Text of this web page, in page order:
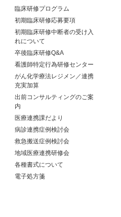
臨床研修プログラム
初期臨床研修応募要項
初期臨床研修中断者の受け入
れについて
卒後臨床研修Q&A
看護師特定行為研修センター
がん化学療法レジメン／連携
充実加算
出前コンサルティングのご案
内
医療連携課だより
病診連携症例検討会
救急搬送症例検討会
地域医療連携研修会
各種書式について
電子処方箋